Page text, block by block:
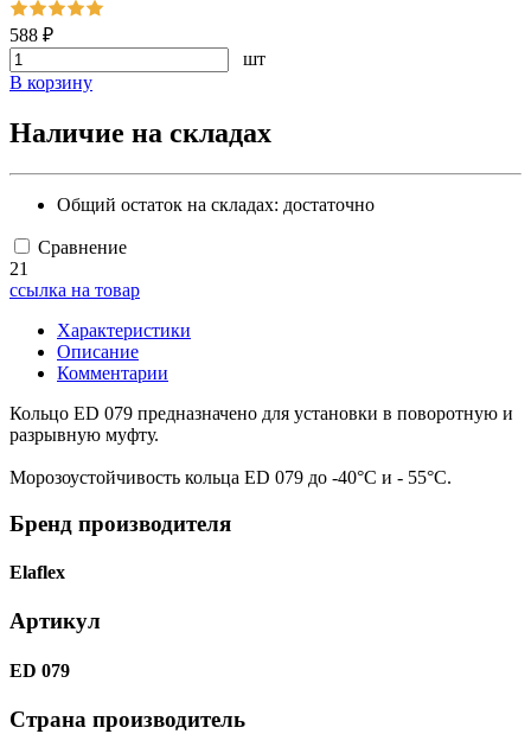
588 ₽
шт
В корзину
Наличие на складах
Общий остаток на складах: достаточно
Сравнение
21
ссылка на товар
Характеристики
Описание
Комментарии
Кольцо ED 079 предназначено для установки в поворотную и
разрывную муфту.
Морозоустойчивость кольца ED 079 до -40°C и - 55°C.
Бренд производителя
Elaflex
Артикул
ED 079
Страна производитель